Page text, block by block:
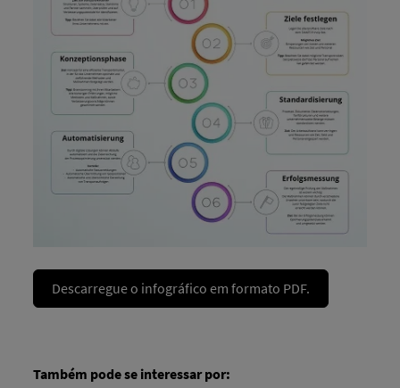
Descarregue o infográfico em formato PDF.
Também pode se interessar por: